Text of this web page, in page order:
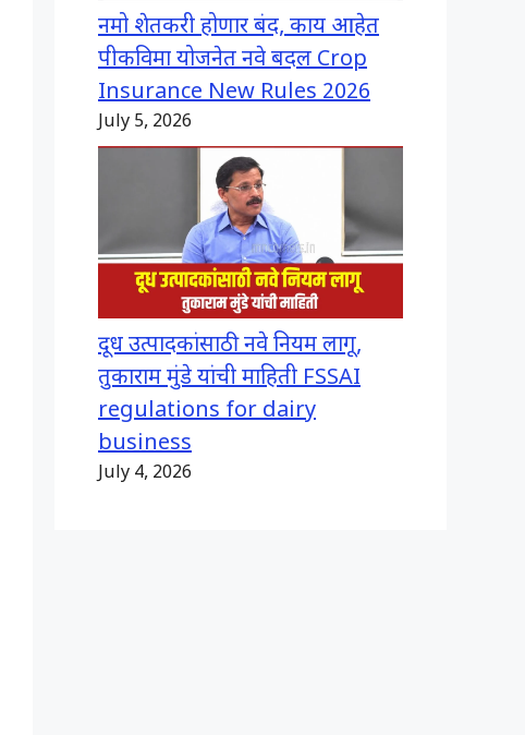
नमो शेतकरी होणार बंद, काय आहेत
पीकविमा योजनेत नवे बदल Crop
Insurance New Rules 2026
July 5, 2026
दूध उत्पादकांसाठी नवे नियम लागू,
तुकाराम मुंडे यांची माहिती FSSAI
regulations for dairy
business
July 4, 2026